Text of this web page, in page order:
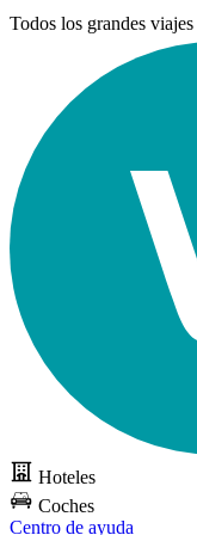
Todos los grandes viajes
Hoteles
Coches
Centro de ayuda